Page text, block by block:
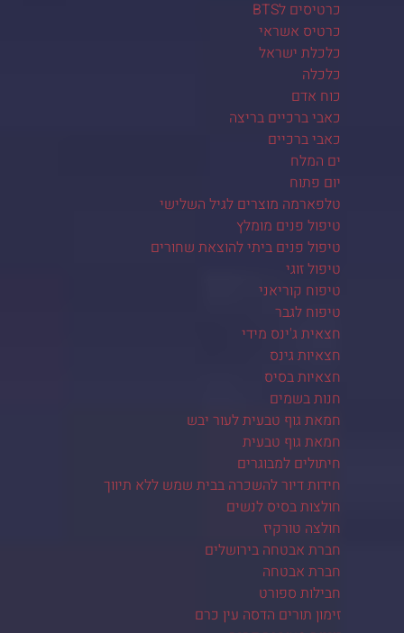
כרטיסים לBTS
כרטיס אשראי
כלכלת ישראל
כלכלה
כוח אדם
כאבי ברכיים בריצה
כאבי ברכיים
ים המלח
יום פתוח
טלפארמה מוצרים לגיל השלישי
טיפול פנים מומלץ
טיפול פנים ביתי להוצאת שחורים
טיפול זוגי
טיפוח קוריאני
טיפוח לגבר
חצאית ג'ינס מידי
חצאיות גינס
חצאיות בסיס
חנות בשמים
חמאת גוף טבעית לעור יבש
חמאת גוף טבעית
חיתולים למבוגרים
חידות דיור להשכרה בבית שמש ללא תיווך
חולצות בסיס לנשים
חולצה טורקיז
חברת אבטחה בירושלים
חברת אבטחה
חבילות ספורט
זימון תורים הדסה עין כרם